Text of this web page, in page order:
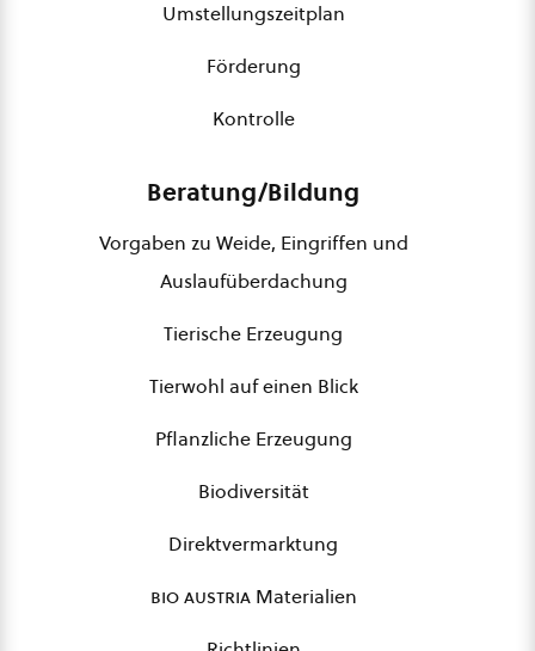
Umstellungszeitplan
Förderung
Kontrolle
Beratung/Bildung
Vorgaben zu Weide, Eingriffen und
Auslaufüberdachung
Tierische Erzeugung
Tierwohl auf einen Blick
Pflanzliche Erzeugung
Biodiversität
Direktvermarktung
bio austriaMaterialien